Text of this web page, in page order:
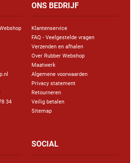
34
ONS BEDRIJF
Klantenservice
FAQ - Veelgestelde vragen
Verzenden en afhalen
Over Rubber Webshop
Maatwerk
Algemene voorwaarden
Privacy statement
Retourneren
Veilig betalen
Sitemap
SOCIAL